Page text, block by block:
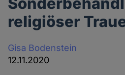
religiöser
Gisa Bodenstein
12.11.2020